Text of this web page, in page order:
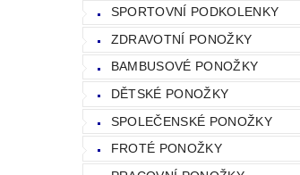
SPORTOVNÍ PODKOLENKY
ZDRAVOTNÍ PONOŽKY
BAMBUSOVÉ PONOŽKY
DĚTSKÉ PONOŽKY
SPOLEČENSKÉ PONOŽKY
FROTÉ PONOŽKY